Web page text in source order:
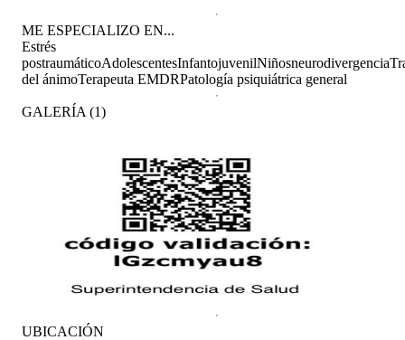
ME ESPECIALIZO EN...
Estrés
postraumáticoAdolescentesInfantojuvenilNiñosneurodivergencia
del ánimoTerapeuta EMDRPatología psiquiátrica general
GALERÍA (1)
UBICACIÓN